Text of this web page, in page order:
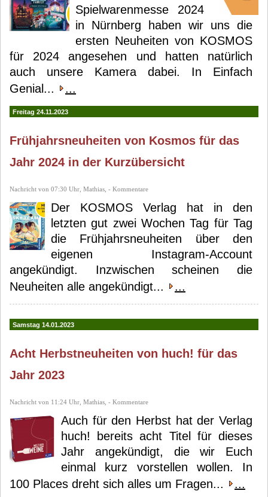
Spielwarenmesse 2024
in Nürnberg haben wir uns die
ersten Neuheiten von KOSMOS
für 2024 angesehen und hatten natürlich
auch unsere Kamera dabei. In Einfach
Genial...
...
Freitag 24.11.2023
Frühjahrsneuheiten von Kosmos für das
Jahr 2024 in der Kurzübersicht
Nachricht von 07:30 Uhr, Mathias, - Kommentare
Der KOSMOS Verlag hat in den
letzten gut zwei Wochen Tag für Tag
die Frühjahrsneuheiten über den
eigenen Instagram-Account
angekündigt. Inzwischen scheinen die
Neuheiten alle angekündigt...
...
Samstag 14.01.2023
Acht Herbstneuheiten von huch! für das
Jahr 2023
Nachricht von 11:24 Uhr, Mathias, - Kommentare
Auch für den Herbst hat der Verlag
huch! bereits acht Titel für dieses
Jahr angekündigt, die wir Euch
einmal kurz vorstellen wollen. In
100 Places dreht sich alles um Fragen...
...